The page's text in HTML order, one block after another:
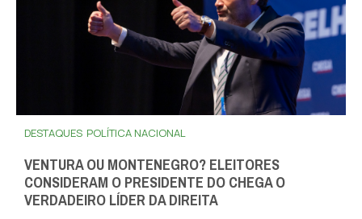
DESTAQUES POLÍTICA NACIONAL
VENTURA OU MONTENEGRO? ELEITORES
CONSIDERAM O PRESIDENTE DO CHEGA O
VERDADEIRO LÍDER DA DIREITA